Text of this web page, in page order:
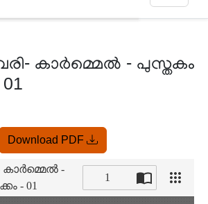
കാർമ്മെൽ - പുസ്തകം
Download PDF